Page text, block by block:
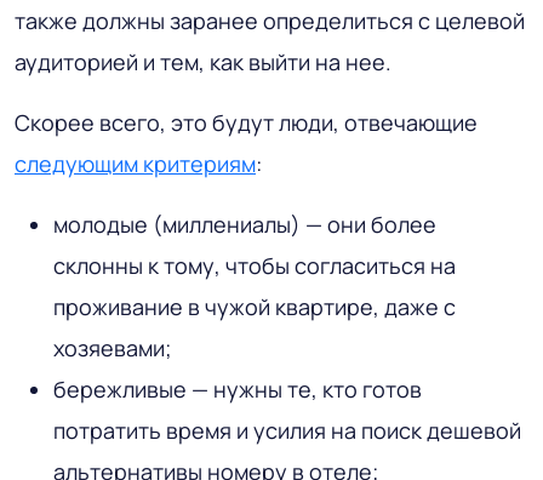
также должны заранее определиться с целевой
аудиторией и тем, как выйти на нее.
Скорее всего, это будут люди, отвечающие
следующим критериям:
молодые (миллениалы) — они более
склонны к тому, чтобы согласиться на
проживание в чужой квартире, даже с
хозяевами;
бережливые — нужны те, кто готов
потратить время и усилия на поиск дешевой
альтернативы номеру в отеле;